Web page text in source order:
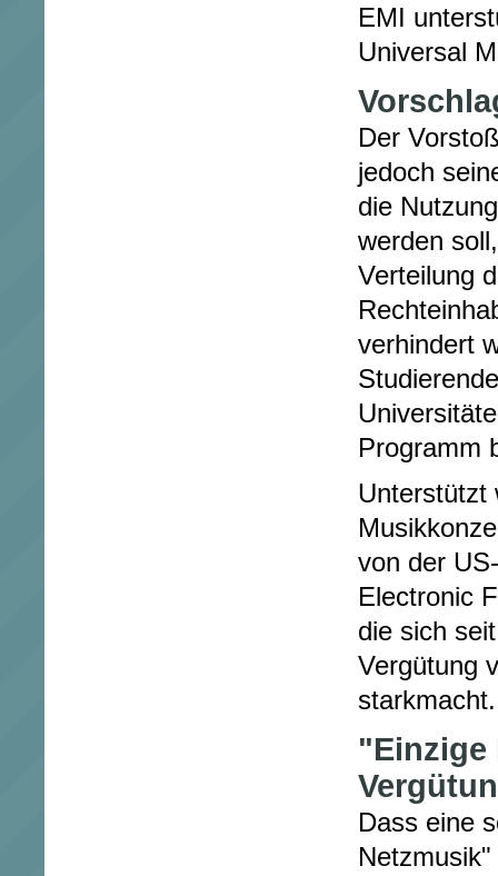
EMI
Universal
Der
jedoch
die
werden
Verteilung
verhindert
Programm
Unterstützt
von der
Electronic
die sich
Vergütung
starkmacht.
"Einzige
Dass eine